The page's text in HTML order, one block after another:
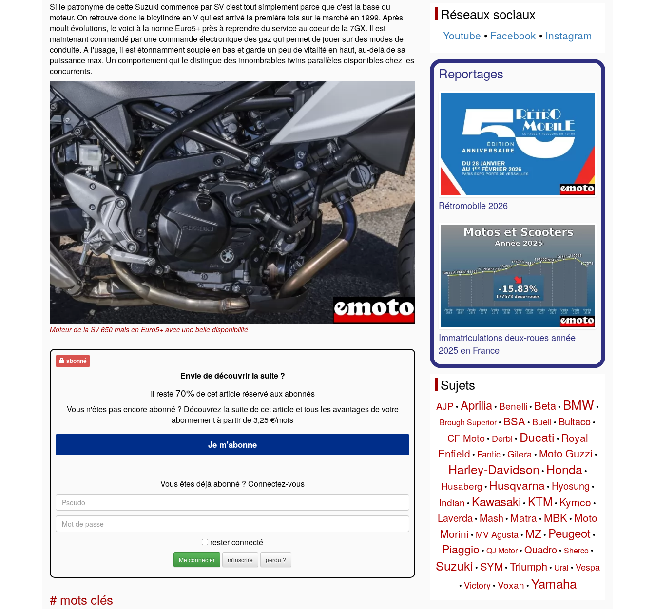
Si le patronyme de cette Suzuki commence par SV c'est tout simplement parce que c'est la base du
moteur. On retrouve donc le bicylindre en V qui est arrivé la première fois sur le marché en 1999. Après
moult évolutions, le voici à la norme Euro5+ près à reprendre du service au coeur de la 7GX. Il est
maintenant commandé par une commande électronique des gaz qui permet de jouer sur des modes de
conduite. A l'usage, il est étonnamment souple en bas et garde un peu de vitalité en haut, au-delà de sa
puissance max. Un comportement qui le distingue des innombrables twins parallèles disponibles chez les
concurrents.
Moteur de la SV 650 mais en Euro5+ avec une belle disponibilité
abonné
Envie de découvrir la suite ?
Il reste70%de cet article réservé aux abonnés
Vous n'êtes pas encore abonné ? Découvrez la suite de cet article et tous les avantages de votre
abonnement à partir de 3,25 €/mois
Vous êtes déjà abonné ? Connectez-vous
rester connecté
m'inscrire perdu ?
# mots clés
Réseaux sociaux
Youtube • Facebook • Instagram
Reportages
Rétromobile 2026
Immatriculations deux-roues année
2025 en France
Sujets
AJP • Aprilia• Benelli• Beta• BMW •
Brough Superior• BSA • Buell • Bultaco•
CF Moto• Derbi • Ducati • Royal
Enfield • Fantic• Gilera • Moto Guzzi •
Harley-Davidson • Honda•
Husaberg • Husqvarna• Hyosung •
Indian • Kawasaki • KTM • Kymco •
Laverda• Mash • Matra• MBK • Moto
Morini • MV Agusta• MZ• Peugeot •
Piaggio • QJ Motor• Quadro• Sherco•
Suzuki • SYM • Triumph • Ural • Vespa
• Victory• Voxan • Yamaha